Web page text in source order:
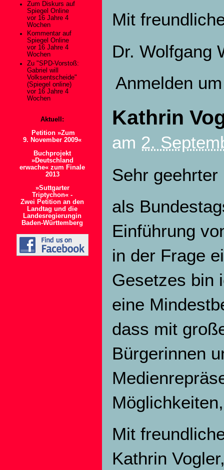
Zum Diskurs auf
Spiegel Online
vor 16 Jahre 4
Wochen
Kommentar auf
Spiegel Online
vor 16 Jahre 4
Wochen
Zu "SPD-Vorstoß:
Gabriel will
Volksentscheide"
(Spiegel online)
vor 16 Jahre 4
Wochen
Aktuell:
Petition »Zum
9. November 2009«
Buchprojekt
»Deutschland
erwache« zum Finale
2013
»Suttgarter
Triptychon« -
Zwei Petition an den
Landtag und die
Landesregierungin
Baden-Württemberg
Mit
Dr. Wolfgang
Anmelden
Kathrin
am 2.
Sehr
als
Einführung
in der Frage
Gesetzes bin
eine
dass mit
Bürgerinnen
Mit
Kathrin